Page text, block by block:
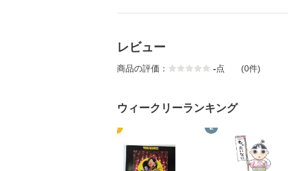
レビュー
商品の評価： -点 (0件)
ウィークリーランキング
1 2